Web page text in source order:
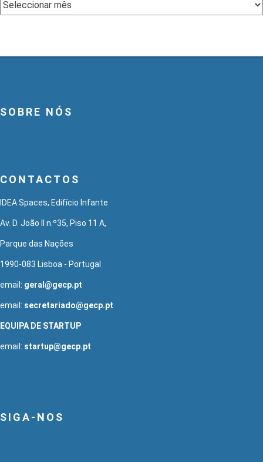
SOBRE NÓS
CONTACTOS
IDEA Spaces, Edifício Infante
Av. D. João II n.º35, Piso 11 A,
Parque das Nações
1990-083 Lisboa - Portugal
email: geral@gecp.pt
email: secretariado@gecp.pt
EQUIPA DE STARTUP
email: startup@gecp.pt
SIGA-NOS